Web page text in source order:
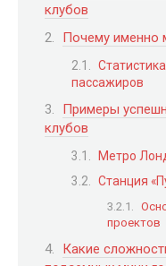
клубов
Почему именно
пассажиров
Примеры
клубов
Метро
Станция
проектов
Какие